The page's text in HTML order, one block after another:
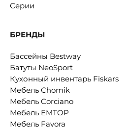
Серии
БРЕНДЫ
Бассейны Bestway
Батуты NeoSport
Кухонный инвентарь Fiskars
Мебель Chomik
Мебель Corciano
Мебель EMTOP
Мебель Favora